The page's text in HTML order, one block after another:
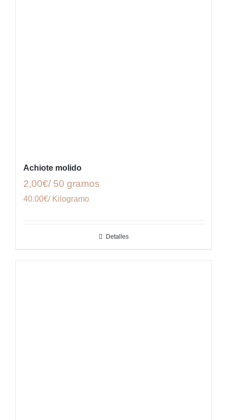
Achiote molido
2,00€/ 50 gramos
40.00€/ Kilogramo
Detalles